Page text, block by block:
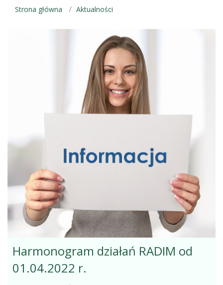
Strona główna Aktualności
Harmonogram działań RADIM od
01.04.2022 r.